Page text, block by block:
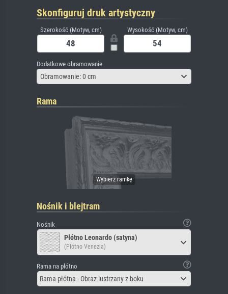
Skonfiguruj druk artystyczny
Szerokość (Motyw, cm) Wysokość (Motyw, cm)
Dodatkowe obramowanie
Obramowanie: 0 cm
Rama
Nośnik i blejtram
Nośnik
Płótno Leonardo (satyna)
(Płótno Venezia)
Rama na płótno
Rama płótna - Obraz lustrzany z boku